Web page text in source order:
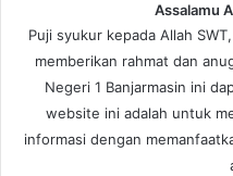
Assalamu
Puji syukur kepada Allah
memberikan rahmat dan
Negeri 1 Banjarmasin ini
website ini adalah untuk
informasi dengan